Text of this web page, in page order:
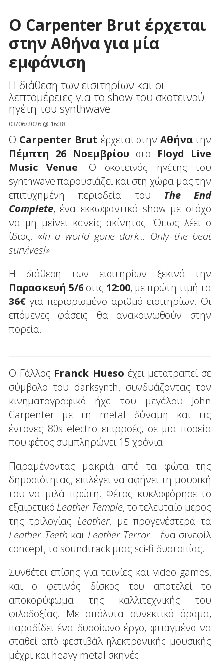
O Carpenter Brut έρχεται
στην Αθήνα για μία
εμφάνιση
Η διάθεση των εισιτηρίων και οι
λεπτομέρειες για το show του σκοτεινού
ηγέτη του synthwave
03/06/2026 @ 16:38
O Carpenter Brut έρχεται στηνΑθήνα την
Πέμπτη 26 Νοεμβρίου στο Floyd Live
Music Venue. Ο σκοτεινός ηγέτης του
synthwave παρουσιάζει και στη χώρα μας την
επιτυχημένη περιοδεία του The End
Complete, ένα εκκωφαντικό show με στόχο
να μη μείνει κανείς ακίνητος. Όπως λέει ο
ίδιος: «In a world gone dark… Only the beat
survives!»
Η διάθεση των εισιτηρίων ξεκινά την
Παρασκευή 5/6στις 12:00, με πρώτη τιμή τα
36€για περιορισμένο αριθμό εισιτηρίων. Οι
επόμενες φάσεις θα ανακοινωθούν στην
πορεία.
Ο Γάλλος Franck Hueso έχει μετατραπεί σε
σύμβολο του darksynth, συνδυάζοντας τον
κινηματογραφικό ήχο του μεγάλου John
Carpenter με τη metal δύναμη και τις
έντονες 80s electro επιρροές, σε μια πορεία
που φέτος συμπληρώνει 15 χρόνια.
Παραμένοντας μακριά από τα φώτα της
δημοσιότητας, επιλέγει να αφήνει τη μουσική
του να μιλά πρώτη. Φέτος κυκλοφόρησε το
εξαιρετικό Leather Temple, το τελευταίο μέρος
της τριλογίας Leather, με προγενέστερα τα
Leather Teeth και Leather Terror - ένα σινεφίλ
concept, το soundtrack μιας sci-fi δυστοπίας.
Συνθέτει επίσης για ταινίες και video games,
και ο φετινός δίσκος του αποτελεί το
αποκορύφωμα της καλλιτεχνικής του
φιλοδοξίας. Με απόλυτα συνεκτικό όραμα,
παραδίδει ένα δυσοίωνο έργο, φτιαγμένο να
σταθεί από φεστιβάλ ηλεκτρονικής μουσικής
μέχρι και heavy metal σκηνές.